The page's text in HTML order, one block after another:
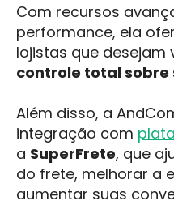
Com recursos
performance, ela
lojistas que desejam
controle total sobre
Além disso, a
integração com
a SuperFrete, que
do frete, melhorar a
aumentar suas